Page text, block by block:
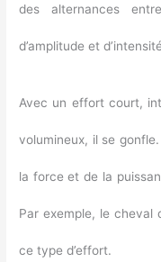
des alternances
d’amplitude et
Avec un effort court,
volumineux, il se
la force et de la
Par exemple, le cheval
ce type d’effort.